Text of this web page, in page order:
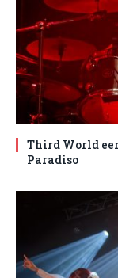
Third World
Paradiso